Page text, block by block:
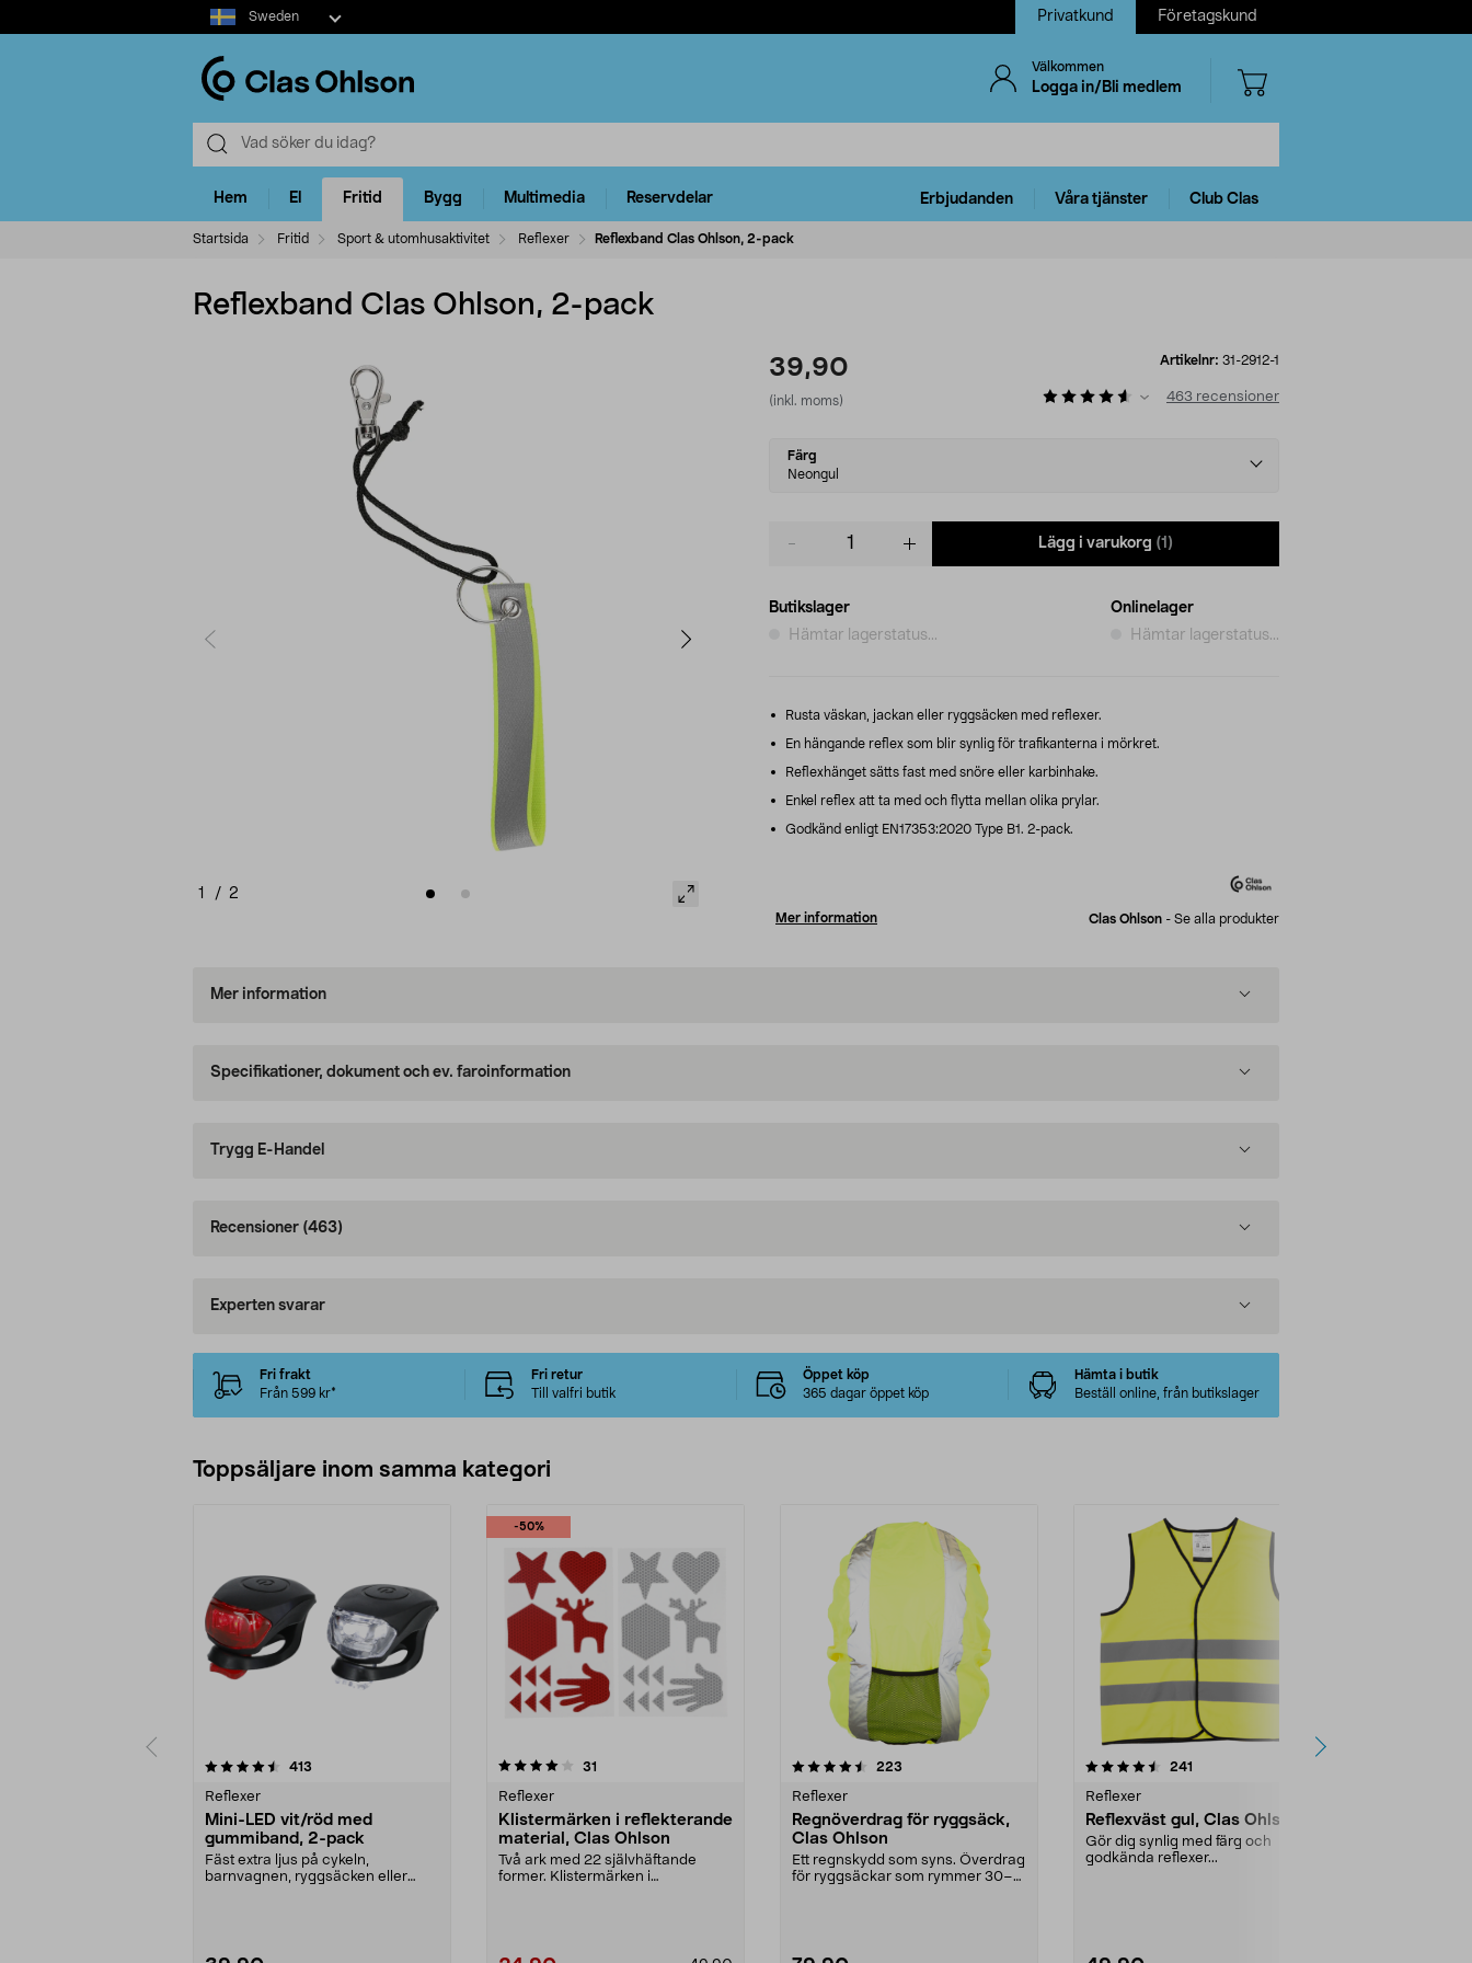
Select
market
Sweden Privatkund Företagskund
Välkommen
Logga in/Bli medlem
Hem El Fritid Bygg Multimedia Reservdelar Erbjudanden Våra tjänster Club Clas
Startsida Fritid Sport & utomhusaktivitet Reflexer Reflexband Clas Ohlson, 2-pack
Reflexband Clas Ohlson, 2-pack
1 / 2
39,90
(inkl. moms)
Artikelnr: 31-2912-1
463 recensioner
Select
variant
Färg
Neongul
Lägg i varukorg (1)
Butikslager
Hämtar lagerstatus...
Onlinelager
Hämtar lagerstatus...
Rusta väskan, jackan eller ryggsäcken med reflexer.
En hängande reflex som blir synlig för trafikanterna i mörkret.
Reflexhänget sätts fast med snöre eller karbinhake.
Enkel reflex att ta med och flytta mellan olika prylar.
Godkänd enligt EN17353:2020 Type B1. 2-pack.
Mer information Clas Ohlson - Se alla produkter
Mer information
Specifikationer, dokument och ev. faroinformation
Trygg E-Handel
Recensioner (463)
Experten svarar
Fri frakt
Från 599 kr*
Fri retur
Till valfri butik
Öppet köp
365 dagar öppet köp
Hämta i butik
Beställ online, från butikslager
Toppsäljare inom samma kategori
413
Reflexer
Mini-LED vit/röd med
gummiband, 2-pack
Fäst extra ljus på cykeln,
barnvagnen, ryggsäcken eller
-50%
4.0 av 5 stjärnor 31
Reflexer
Klistermärken i reflekterande
material, Clas Ohlson
Två ark med 22 självhäftande
former. Klistermärken i
4.5 av 5 stjärnor 223
Reflexer
Regnöverdrag för ryggsäck,
Clas Ohlson
Ett regnskydd som syns. Överdrag
för ryggsäckar som rymmer 30–
4.5 av 5 stjärnor 241
Reflexer
Reflexväst gul, Clas Ohlson
Gör dig synlig med färg och
godkända reflexer...
4.0 av 5 stjärnor